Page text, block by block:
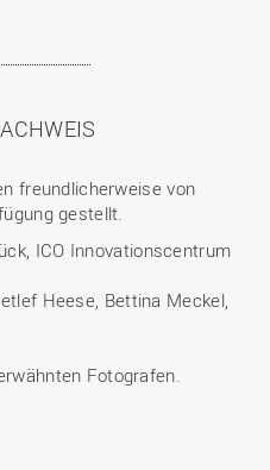
freundlicherweise von
gestellt.
ICO Innovationscentrum
Heese, Bettina Meckel,
Fotografen.